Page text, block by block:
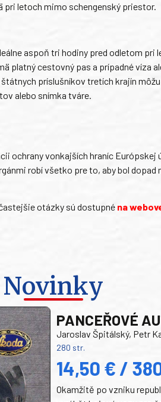
letoch mimo schengenský priestor.
aspoň tri hodiny pred odletom pri
platný cestovný pas a prípadné víza
štátnych príslušníkov tretích krajín
alebo snímka tváre.
ochrany vonkajších hraníc
robí všetko pre to, aby bol dopad
otázky sú dostupné na
Novinky
PANCEŘOVÉ
Jaroslav Špitálský, Petr
280 str.
14,50 € /
Okamžitě po vzniku